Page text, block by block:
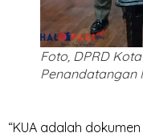
Foto, DPRD
Penandatangan
‎“KUA adalah